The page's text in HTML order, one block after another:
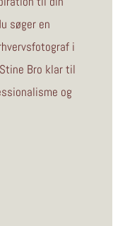
søger en
i
Bro klar til
og